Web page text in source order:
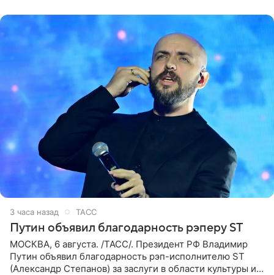
3 часа назад ТАСС
Путин объявил благодарность рэперу ST
МОСКВА, 6 августа. /ТАСС/. Президент РФ Владимир
Путин объявил благодарность рэп-исполнителю ST
(Александр Степанов) за заслуги в области культуры и